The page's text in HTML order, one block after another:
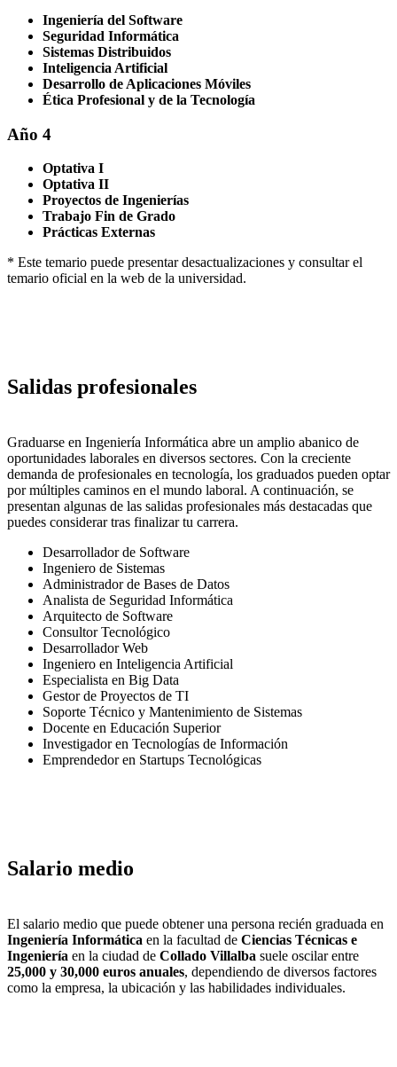
Ingeniería del Software
Seguridad Informática
Sistemas Distribuidos
Inteligencia Artificial
Desarrollo de Aplicaciones Móviles
Ética Profesional y de la Tecnología
Año 4
Optativa I
Optativa II
Proyectos de Ingenierías
Trabajo Fin de Grado
Prácticas Externas
* Este temario puede presentar desactualizaciones y consultar el
temario oficial en la web de la universidad.
Salidas profesionales
Graduarse en Ingeniería Informática abre un amplio abanico de
oportunidades laborales en diversos sectores. Con la creciente
demanda de profesionales en tecnología, los graduados pueden optar
por múltiples caminos en el mundo laboral. A continuación, se
presentan algunas de las salidas profesionales más destacadas que
puedes considerar tras finalizar tu carrera.
Desarrollador de Software
Ingeniero de Sistemas
Administrador de Bases de Datos
Analista de Seguridad Informática
Arquitecto de Software
Consultor Tecnológico
Desarrollador Web
Ingeniero en Inteligencia Artificial
Especialista en Big Data
Gestor de Proyectos de TI
Soporte Técnico y Mantenimiento de Sistemas
Docente en Educación Superior
Investigador en Tecnologías de Información
Emprendedor en Startups Tecnológicas
Salario medio
El salario medio que puede obtener una persona recién graduada en
Ingeniería Informática en la facultad de Ciencias Técnicas e
Ingeniería en la ciudad de Collado Villalba suele oscilar entre
25,000 y 30,000 euros anuales, dependiendo de diversos factores
como la empresa, la ubicación y las habilidades individuales.